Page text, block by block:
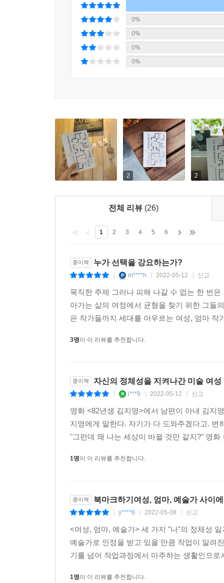
0%
0%
0%
0%
2 2
전체 리뷰 (26)
1 2 3 4 5 6
종이책 누가 선택을 강요하는가?
m****h 2022-05-12 신고
묵직한 주제 그러나 피해 나갈 수 없는 한 번
아가는 삶의 여정에서 균형을 찾기 위한 그들
은 작가들까지 세대를 아우르는 여성, 엄마
3명이 이 리뷰를 추천합니다.
종이책 자신의 정체성을 지켜나간 미술 여성
i***9 2022-05-12 신고
영화 <82년생 김지영>에서 남편이 아내 김지
지영에게 말한다. 자기가 다 도와주겠다고.
"그런데 왜 나는 세상이 바뀔 것만 같지?" 영
1명이 이 리뷰를 추천합니다.
종이책 북마크하기여성, 엄마, 예술가 사이
y****6 2022-05-08 신고
<여성, 엄마, 예술가> 세 가지 "나"의 정체성
예술가로 인정을 받고 있을 만큼 작업이 알려
기를 넘어 작업과정에서 마주하는 생활인으
1명이 이 리뷰를 추천합니다.